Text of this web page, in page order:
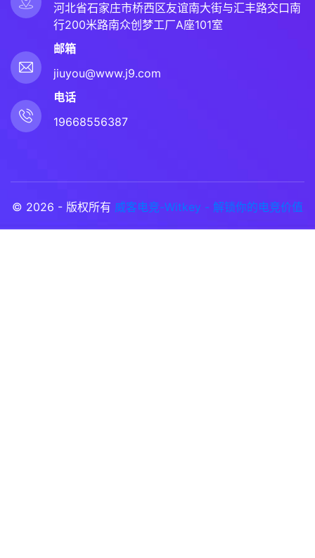
河北省石家庄市桥西区友谊南大街与汇丰路交口南
行200米路南众创梦工厂A座101室
邮箱
jiuyou@www.j9.com
电话
19668556387
© 2026 - 版权所有 威客电竞-Witkey - 解锁你的电竞价值